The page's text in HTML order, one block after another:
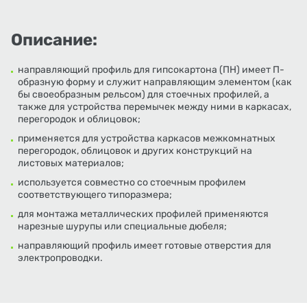
Описание:
направляющий профиль для гипсокартона (ПН) имеет П-
образную форму и служит направляющим элементом (как
бы своеобразным рельсом) для стоечных профилей, а
также для устройства перемычек между ними в каркасах,
перегородок и облицовок;
применяется для устройства каркасов межкомнатных
перегородок, облицовок и других конструкций на
листовых материалов;
используется совместно со стоечным профилем
соответствующего типоразмера;
для монтажа металлических профилей применяются
нарезные шурупы или специальные дюбеля;
направляющий профиль имеет готовые отверстия для
электропроводки.